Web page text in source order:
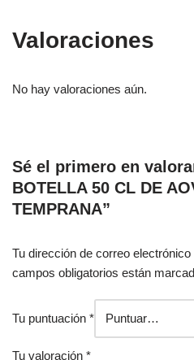
Valoraciones
No hay valoraciones aún.
Sé el primero en
BOTELLA 50 CL DE
TEMPRANA”
Tu dirección de correo
campos obligatorios están
Tu puntuación *
Tu valoración *